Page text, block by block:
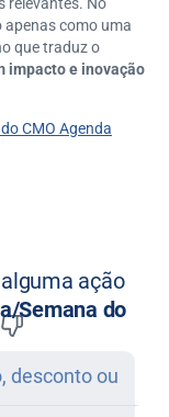
como uma
que traduz o
impacto e inovação
CMO Agenda